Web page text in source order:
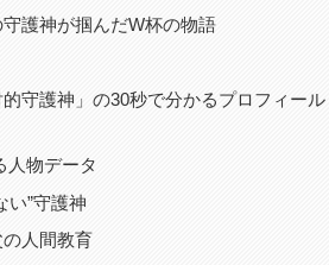
護神が掴んだW杯の物語
守護神」の30秒で分かるプロフィール
人物データ
い”守護神
人間教育